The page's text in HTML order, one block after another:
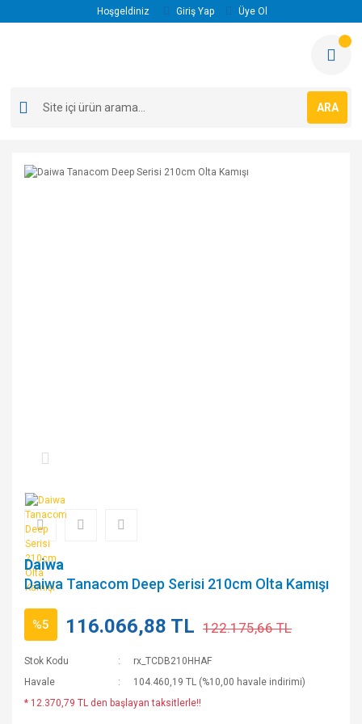
Hoşgeldiniz Giriş Yap Üye Ol
ARA
Daiwa
Daiwa Tanacom Deep Serisi 210cm Olta Kamışı
%5 116.066,88 TL 122.175,66 TL
Stok Kodu
rx_TCDB210HHAF
Havale
104.460,19 TL (%10,00 havale indirimi)
* 12.370,79 TL den başlayan taksitlerle!!